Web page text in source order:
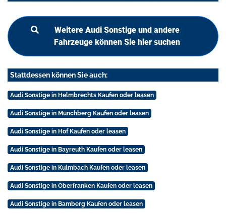
Weitere Audi Sonstige und andere
Fahrzeuge können Sie hier suchen
Stattdessen können Sie auch:
Audi Sonstige in Helmbrechts Kaufen oder leasen
Audi Sonstige in Münchberg Kaufen oder leasen
Audi Sonstige in Hof Kaufen oder leasen
Audi Sonstige in Bayreuth Kaufen oder leasen
Audi Sonstige in Kulmbach Kaufen oder leasen
Audi Sonstige in Oberfranken Kaufen oder leasen
Audi Sonstige in Bamberg Kaufen oder leasen